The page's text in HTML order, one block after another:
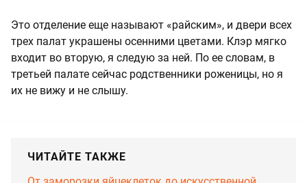
Это отделение еще называют «райским», и двери всех
трех палат украшены осенними цветами. Клэр мягко
входит во вторую, я следую за ней. По ее словам, в
третьей палате сейчас родственники роженицы, но я
их не вижу и не слышу.
ЧИТАЙТЕ ТАКЖЕ